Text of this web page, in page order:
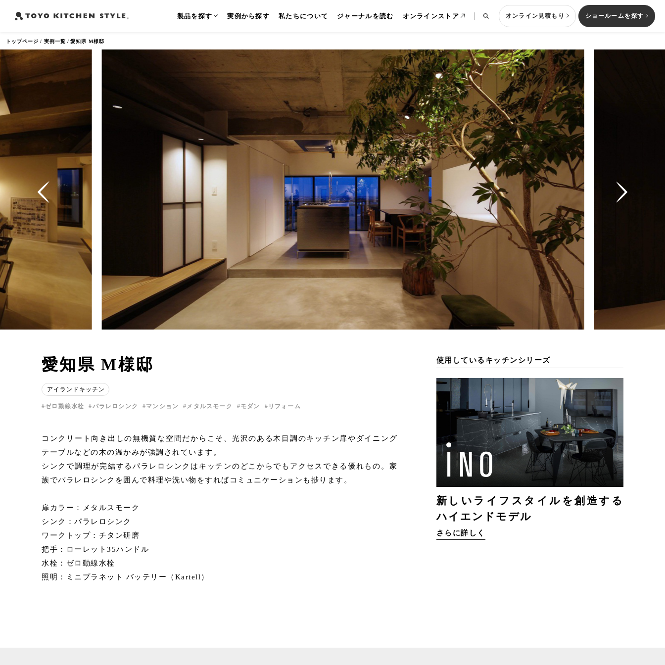
オープンキッチン アイランドキッチン 壁付けキッチン 対面キッチン セパレートキッチン 並列型キッチン
製品を探す 実例から探す 私たちについて ジャーナルを読む オンラインストア オンライン見積もり ショールームを探す
トップページ 実例一覧 愛知県 M様邸
愛知県 M様邸
アイランドキッチン
ゼロ動線水栓 パラレロシンク マンション メタルスモーク モダン リフォーム
コンクリート向き出しの無機質な空間だからこそ、光沢のある木目調のキッチン扉やダイニング
テーブルなどの木の温かみが強調されています。
シンクで調理が完結するパラレロシンクはキッチンのどこからでもアクセスできる優れもの。家
族でパラレロシンクを囲んで料理や洗い物をすればコミュニケーションも捗ります。
扉カラー：メタルスモーク
シンク：パラレロシンク
ワークトップ：チタン研磨
把手：ローレット35ハンドル
水栓：ゼロ動線水栓
照明：ミニプラネット バッテリー（Kartell）
使用しているキッチンシリーズ
新しいライフスタイルを創造する
ハイエンドモデル
さらに詳しく